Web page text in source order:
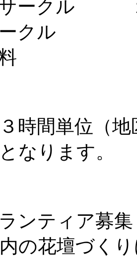
サークル １
ークル １
用料 １
時間単位（
なります。
ンティア募集
の花壇づく